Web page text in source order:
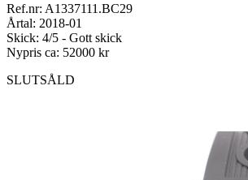
Ref.nr: A1337111.BC29
Årtal: 2018-01
Skick: 4/5 - Gott skick
Nypris ca: 52000 kr
SLUTSÅLD